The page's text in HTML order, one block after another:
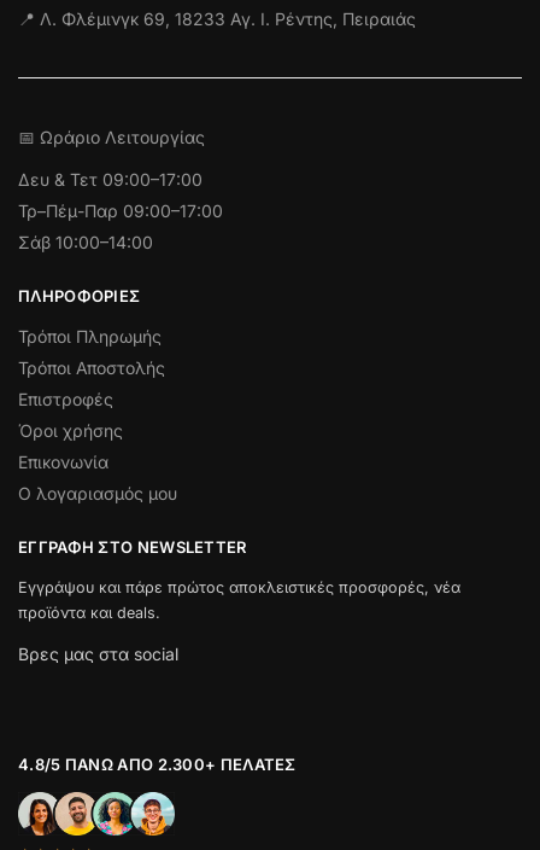
📍 Λ. Φλέμινγκ 69, 18233 Αγ. Ι. Ρέντης, Πειραιάς
📅 Ωράριο Λειτουργίας
Δευ & Τετ 09:00–17:00
Τρ–Πέμ-Παρ 09:00–17:00
Σάβ 10:00–14:00
ΠΛΗΡΟΦΟΡΊΕΣ
Τρόποι Πληρωμής
Τρόποι Αποστολής
Επιστροφές
Όροι χρήσης
Επικονωνία
Ο λογαριασμός μου
ΕΓΓΡΑΦΉ ΣΤΟ NEWSLETTER
Εγγράψου και πάρε πρώτος αποκλειστικές προσφορές, νέα
προϊόντα και deals.
Βρες μας στα social
4.8/5 ΠΆΝΩ ΑΠΌ 2.300+ ΠΕΛΆΤΕΣ